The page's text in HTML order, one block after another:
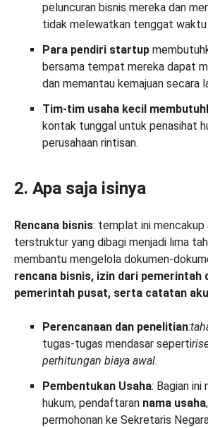
peluncuran bisnis mereka dan
tidak melewatkan tenggat waktu
Para pendiri startup
bersama tempat mereka dapat
dan memantau kemajuan secara
Tim-tim usaha kecil
kontak tunggal untuk penasihat
perusahaan rintisan.
2. Apa saja isinya
Rencana bisnis: templat ini mencakup
terstruktur yang dibagi menjadi lima
membantu mengelola dokumen-
rencana bisnis, izin dari pemerintah
pemerintah pusat, serta catatan
Perencanaan dan penelitian:
tugas-tugas mendasar seperti
perhitungan biaya awal.
Pembentukan Usaha: Bagian
hukum, pendaftaran nama usaha
permohonan ke Sekretaris